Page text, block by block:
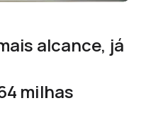
alcance, já
milhas